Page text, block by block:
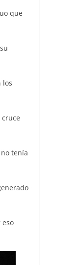
que
los
cruce
tenía
eso